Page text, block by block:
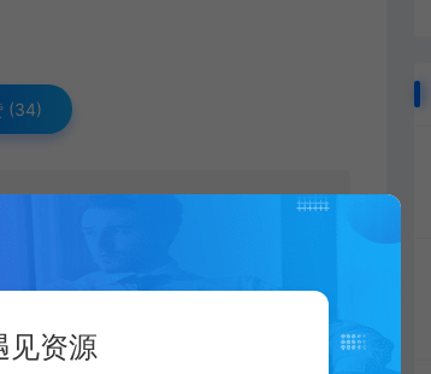
(34)
见资源